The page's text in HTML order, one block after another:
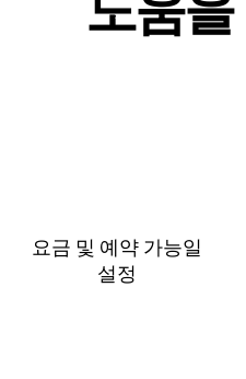
요금 및 예⁠약 가⁠능⁠일
설⁠정